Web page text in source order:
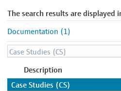
The search results are displayed
Documentation (1)
Description
Case Studies (CS)